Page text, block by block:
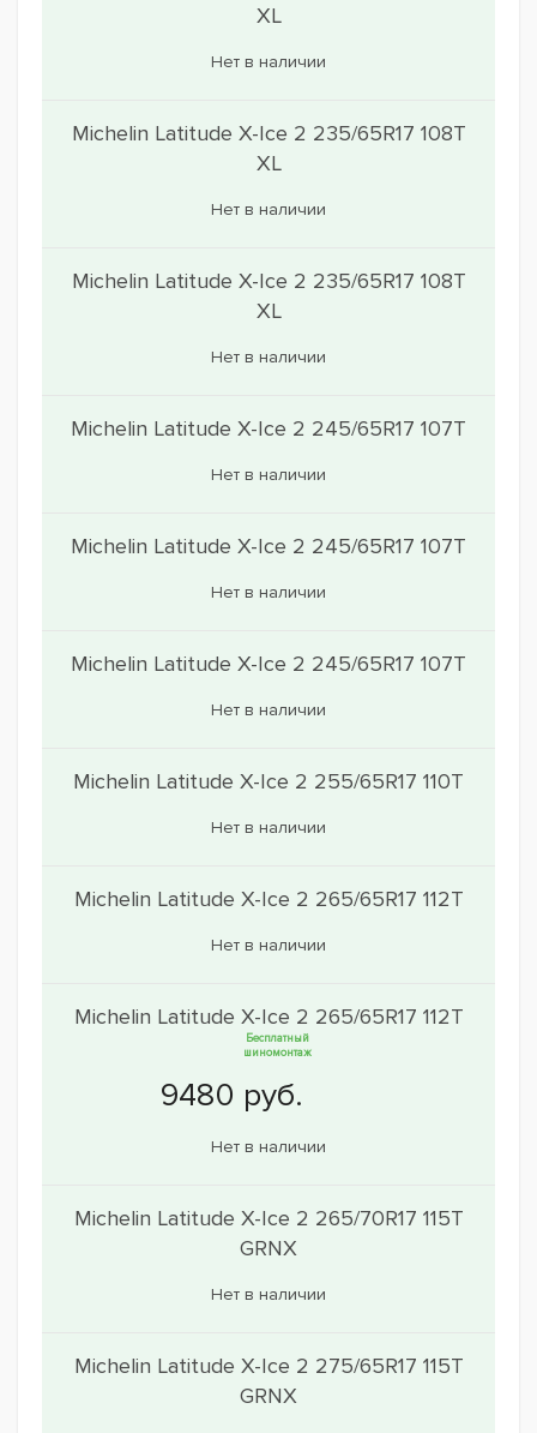
XL
Нет в наличии
Michelin Latitude X-Ice 2 235/65R17 108T
XL
Нет в наличии
Michelin Latitude X-Ice 2 235/65R17 108T
XL
Нет в наличии
Michelin Latitude X-Ice 2 245/65R17 107T
Нет в наличии
Michelin Latitude X-Ice 2 245/65R17 107T
Нет в наличии
Michelin Latitude X-Ice 2 245/65R17 107T
Нет в наличии
Michelin Latitude X-Ice 2 255/65R17 110T
Нет в наличии
Michelin Latitude X-Ice 2 265/65R17 112T
Нет в наличии
Michelin Latitude X-Ice 2 265/65R17 112T
Бесплатный
шиномонтаж
Нет в наличии
Michelin Latitude X-Ice 2 265/70R17 115T
GRNX
Нет в наличии
Michelin Latitude X-Ice 2 275/65R17 115T
GRNX